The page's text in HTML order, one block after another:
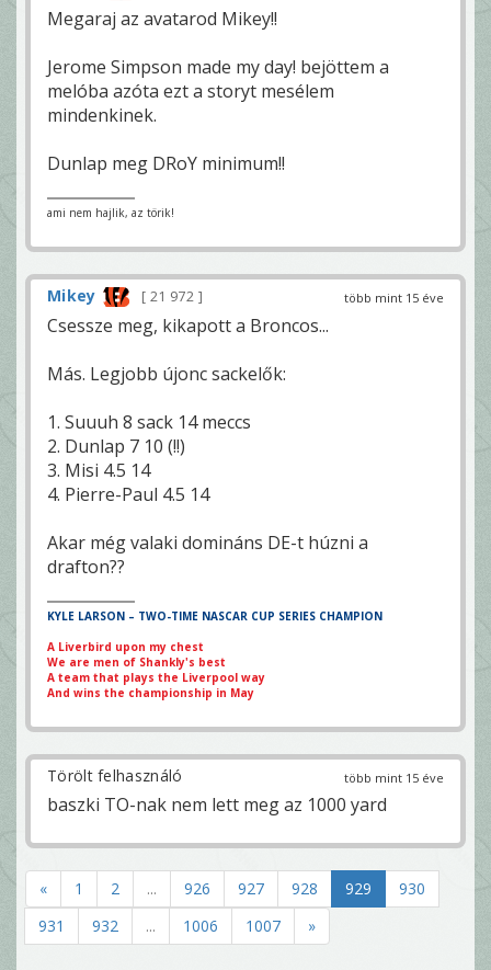
Megaraj az avatarod Mikey!!
Jerome Simpson made my day! bejöttem a
melóba azóta ezt a storyt mesélem
mindenkinek.
Dunlap meg DRoY minimum!!
ami nem hajlik, az törik!
több mint 15 éve
Mikey 21 972
Csessze meg, kikapott a Broncos...
Más. Legjobb újonc sackelők:
1. Suuuh 8 sack 14 meccs
2. Dunlap 7 10 (!!)
3. Misi 4.5 14
4. Pierre-Paul 4.5 14
Akar még valaki domináns DE-t húzni a
drafton??
KYLE LARSON – TWO-TIME NASCAR CUP SERIES CHAMPION
A Liverbird upon my chest
We are men of Shankly's best
A team that plays the Liverpool way
And wins the championship in May
több mint 15 éve
Törölt felhasználó
baszki TO-nak nem lett meg az 1000 yard
« 1 2 ... 926 927 928 929
930
931
932 ... 1006 1007 »